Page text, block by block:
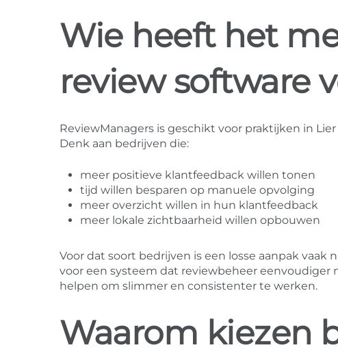
Wie heeft het
review software
ReviewManagers is geschikt voor praktijken in
Denk aan bedrijven die:
meer positieve klantfeedback willen tonen
tijd willen besparen op manuele opvolging
meer overzicht willen in hun klantfeedback
meer lokale zichtbaarheid willen opbouwen
Voor dat soort bedrijven is een losse aanpak
voor een systeem dat reviewbeheer eenvoudiger
helpen om slimmer en consistenter te werken.
Waarom kiezen